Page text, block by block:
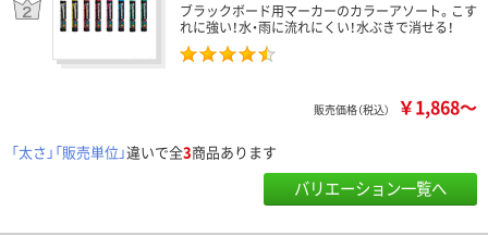
ブラックボード用マーカーのカラーアソート。こす
れに強い！水・雨に流れにくい！水ぶきで消せる！
販売価格（税込） ￥1,868～
「太さ」「販売単位」違いで全3商品あります
バリエーション一覧へ